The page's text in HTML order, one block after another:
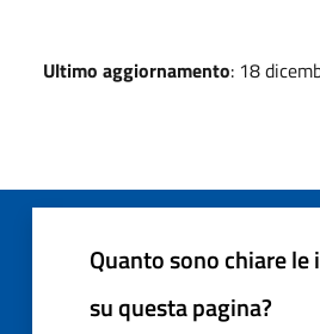
Ultimo aggiornamento: 18
Quanto sono chiare
su questa pagina?